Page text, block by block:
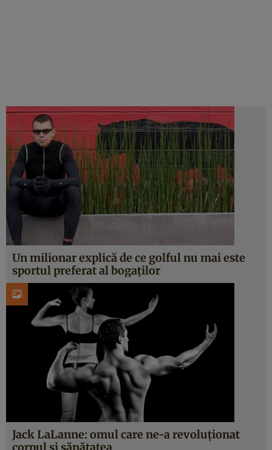
Un milionar explică de ce golful nu mai este
sportul preferat al bogaţilor
Jack LaLanne: omul care ne-a revoluţionat